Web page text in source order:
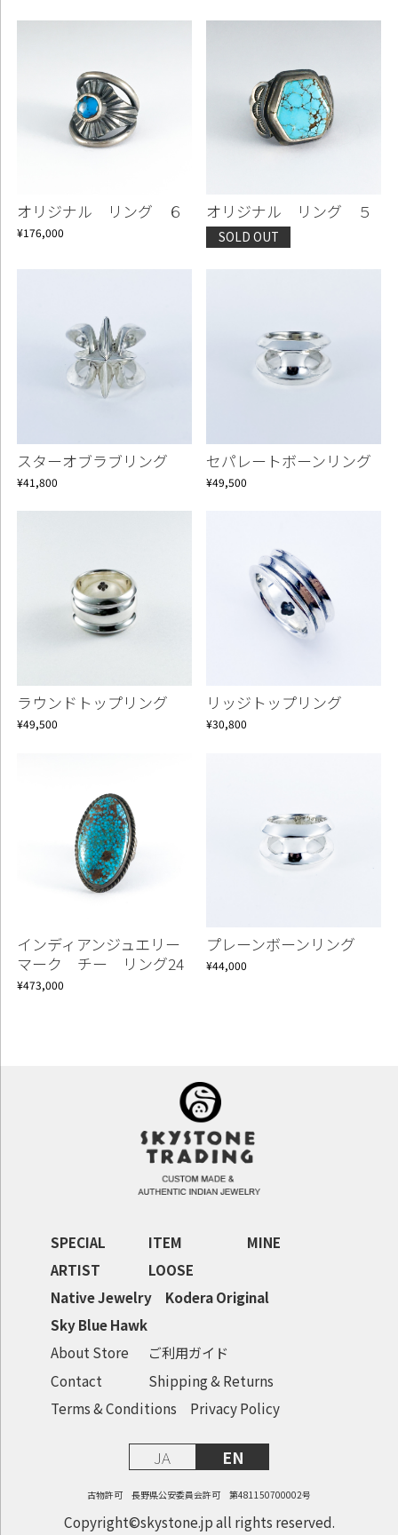
オリジナル リング ６
¥176,000
オリジナル リング ５
SOLD OUT
スターオブラブリング
¥41,800
セパレートボーンリング
¥49,500
ラウンドトップリング
¥49,500
リッジトップリング
¥30,800
インディアンジュエリー
マーク チー リング24
¥473,000
プレーンボーンリング
¥44,000
SPECIAL ITEM
MINE
ARTIST
LOOSE
Native Jewelry
Kodera Original
Sky Blue Hawk
About Store
ご利用ガイド
Contact
Shipping & Returns
Terms & Conditions
Privacy Policy
JA EN
古物許可 長野県公安委員会許可 第481150700002号
Copyright©skystone.jp all rights reserved.